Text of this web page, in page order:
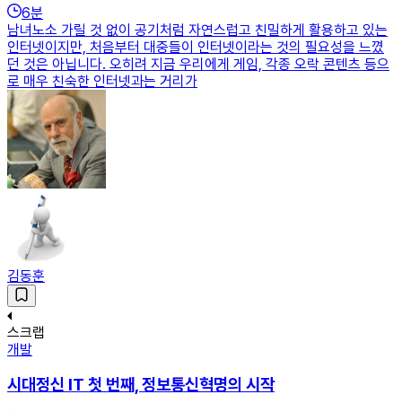
6분
남녀노소 가릴 것 없이 공기처럼 자연스럽고 친밀하게 활용하고 있는
인터넷이지만, 처음부터 대중들이 인터넷이라는 것의 필요성을 느꼈
던 것은 아닙니다. 오히려 지금 우리에게 게임, 각종 오락 콘텐츠 등으
로 매우 친숙한 인터넷과는 거리가
김동훈
스크랩
개발
시대정신 IT 첫 번째, 정보통신혁명의 시작